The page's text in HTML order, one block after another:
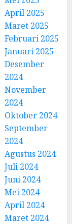
April 2025
Maret 2025
Februari 2025
Januari 2025
Desember
2024
November
2024
Oktober 2024
September
2024
Agustus 2024
Juli 2024
Juni 2024
Mei 2024
April 2024
Maret 2024